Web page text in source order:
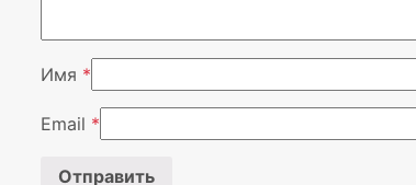
Имя *
Email *